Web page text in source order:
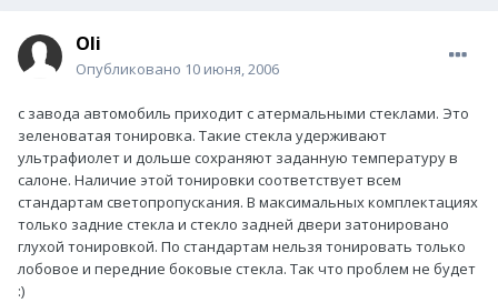
Oli
Опубликовано 10 июня, 2006
с завода автомобиль приходит с атермальными стеклами. Это
зеленоватая тонировка. Такие стекла удерживают
ультрафиолет и дольше сохраняют заданную температуру в
салоне. Наличие этой тонировки соответствует всем
стандартам светопропускания. В максимальных комплектациях
только задние стекла и стекло задней двери затонировано
глухой тонировкой. По стандартам нельзя тонировать только
лобовое и передние боковые стекла. Так что проблем не будет
:)